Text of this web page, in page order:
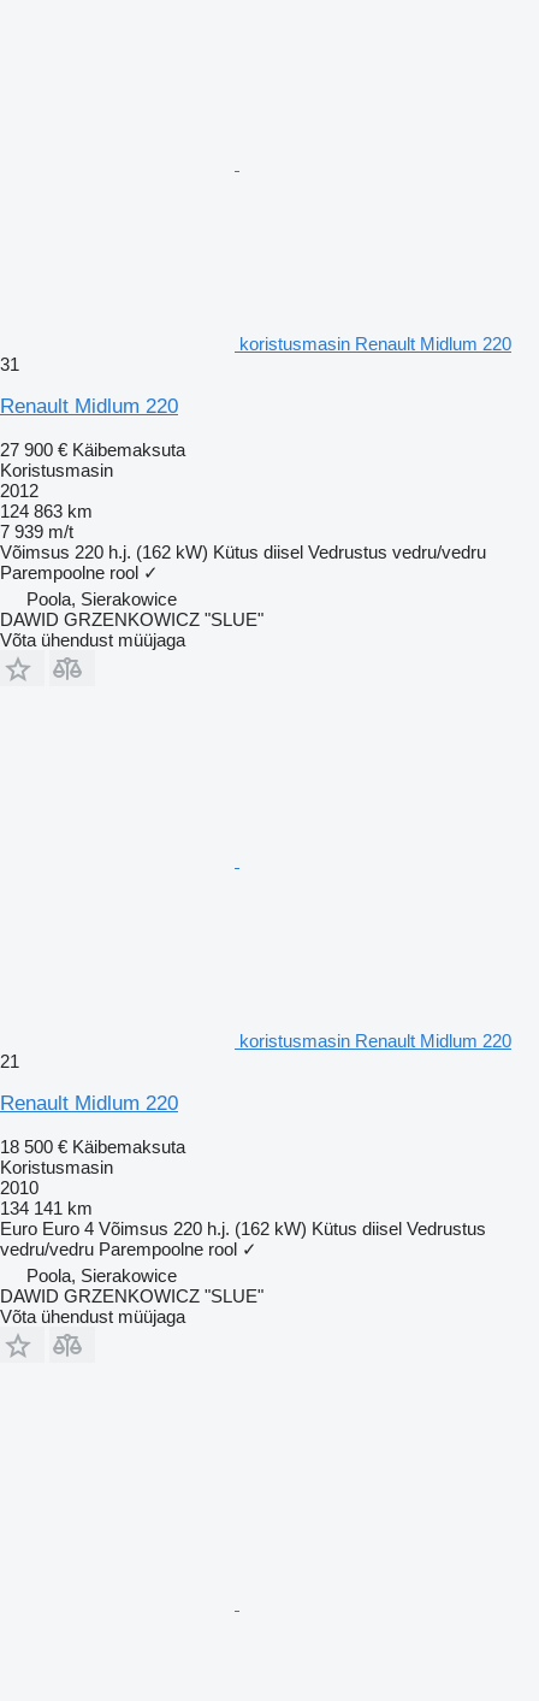
koristusmasin Renault Midlum 220
31
Renault Midlum 220
27 900 € Käibemaksuta
Koristusmasin
2012
124 863 km
7 939 m/t
Võimsus 220 h.j. (162 kW) Kütus diisel Vedrustus vedru/vedru
Parempoolne rool ✓
Poola, Sierakowice
DAWID GRZENKOWICZ "SLUE"
Võta ühendust müüjaga
koristusmasin Renault Midlum 220
21
Renault Midlum 220
18 500 € Käibemaksuta
Koristusmasin
2010
134 141 km
Euro Euro 4 Võimsus 220 h.j. (162 kW) Kütus diisel Vedrustus
vedru/vedru Parempoolne rool ✓
Poola, Sierakowice
DAWID GRZENKOWICZ "SLUE"
Võta ühendust müüjaga